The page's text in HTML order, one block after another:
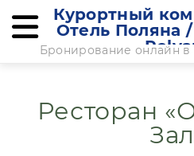
Курортный
Отель Поляна
Бронирование онлайн в
Ресторан